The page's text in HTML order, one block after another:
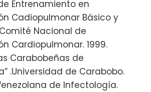
Entrenamiento en
Cadiopulmonar Básico y
Nacional de
Cardiopulmonar. 1999.
Carabobeñas de
.Universidad de Carabobo.
de Infectología.